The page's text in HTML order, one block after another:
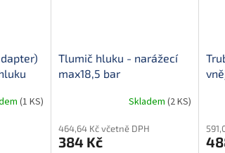
(1 KS)
Tlumič hluku - narážecí
max18,5 bar
Skladem(2 KS)
464,64 Kč včetně DPH
384 Kč